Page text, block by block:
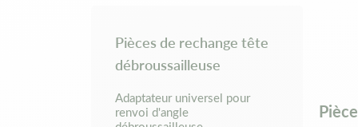
Pièces de rechange tête
débroussailleuse
Adaptateur universel pour
renvoi d'angle